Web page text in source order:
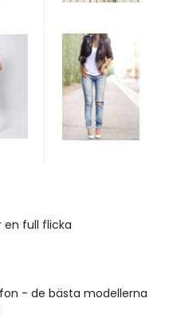
en full flicka
- de bästa modellerna